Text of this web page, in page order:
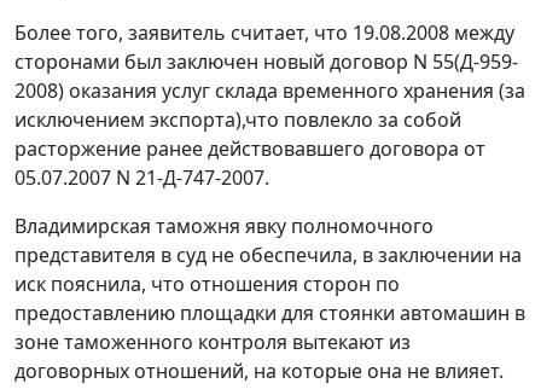
Более того, заявитель считает, что 19.08.2008 между
сторонами был заключен новый договор N 55(Д-959-
2008) оказания услуг склада временного хранения (за
исключением экспорта),что повлекло за собой
расторжение ранее действовавшего договора от
05.07.2007 N 21-Д-747-2007.
Владимирская таможня явку полномочного
представителя в суд не обеспечила, в заключении на
иск пояснила, что отношения сторон по
предоставлению площадки для стоянки автомашин в
зоне таможенного контроля вытекают из
договорных отношений, на которые она не влияет.